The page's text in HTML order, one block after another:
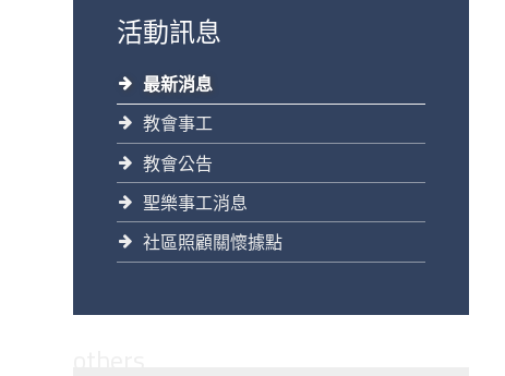
活動訊息
最新消息
教會事工
教會公告
聖樂事工消息
社區照顧關懷據點